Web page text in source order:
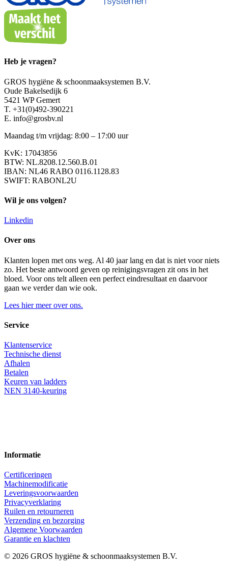
Heb je vragen?
GROS hygiëne & schoonmaaksystemen B.V.
Oude Bakelsedijk 6
5421 WP Gemert
T. +31(0)492-390221
E. info@grosbv.nl
Maandag t/m vrijdag: 8:00 – 17:00 uur
KvK: 17043856
BTW: NL.8208.12.560.B.01
IBAN: NL46 RABO 0116.1128.83
SWIFT: RABONL2U
Wil je ons volgen?
Linkedin
Over ons
Klanten lopen met ons weg. Al 40 jaar lang en dat is niet voor niets
zo. Het beste antwoord geven op reinigingsvragen zit ons in het
bloed. Voor ons telt alleen een perfect eindresultaat en daarvoor
gaan we verder dan wie ook.
Lees hier meer over ons.
Service
Klantenservice
Technische dienst
Afhalen
Betalen
Keuren van ladders
NEN 3140-keuring
Informatie
Certificeringen
Machinemodificatie
Leveringsvoorwaarden
Privacyverklaring
Ruilen en retourneren
Verzending en bezorging
Algemene Voorwaarden
Garantie en klachten
© 2026 GROS hygiëne & schoonmaaksystemen B.V.